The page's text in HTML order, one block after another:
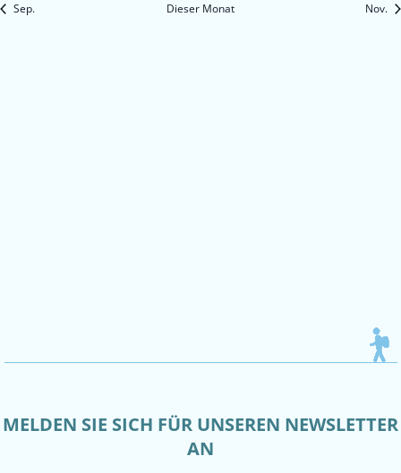
Sep. Dieser Monat Nov.
MELDEN SIE SICH FÜR UNSEREN NEWSLETTER
AN